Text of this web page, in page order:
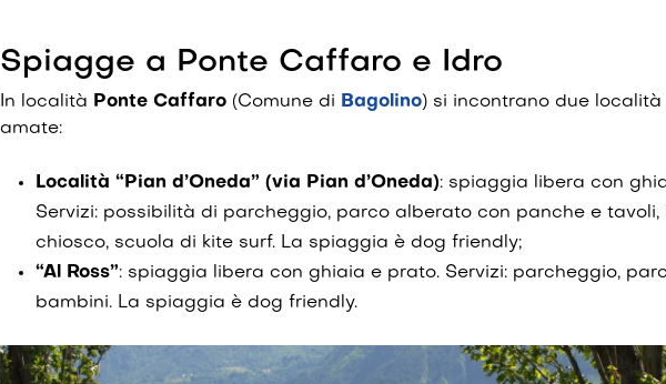
Spiagge a Ponte Caffaro e Idro
In località Ponte Caffaro (Comune di Bagolino) si incontrano due
amate:
Località “Pian d’Oneda” (via Pian d’Oneda): spiaggia libera con
Servizi: possibilità di parcheggio, parco alberato con panche e
chiosco, scuola di kite surf. La spiaggia è dog friendly;
“Al Ross”: spiaggia libera con ghiaia e prato. Servizi: parcheggio,
bambini. La spiaggia è dog friendly.